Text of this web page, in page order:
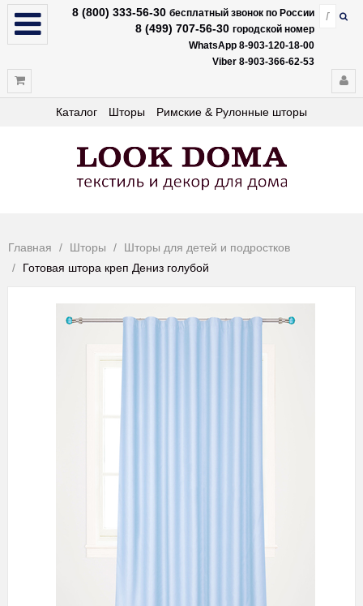
8 (800) 333-56-30 бесплатный звонок по России
8 (499) 707-56-30 городской номер
WhatsApp 8-903-120-18-00
Viber 8-903-366-62-53
Каталог Шторы Римские & Рулонные шторы
Главная Шторы
Шторы для детей и подростков
Готовая штора креп Дениз голубой